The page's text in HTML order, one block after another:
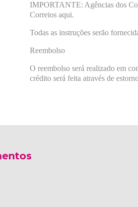
IMPORTANTE: Agências dos
Correios aqui.
Todas as instruções serão
Reembolso
O reembolso será realizado em
crédito será feita através de